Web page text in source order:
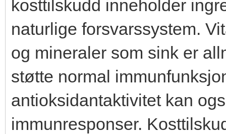
kosttilskudd inneholder
naturlige forsvarssystem.
og mineraler som sink er
støtte normal
antioksidantaktivitet kan
immunresponser.